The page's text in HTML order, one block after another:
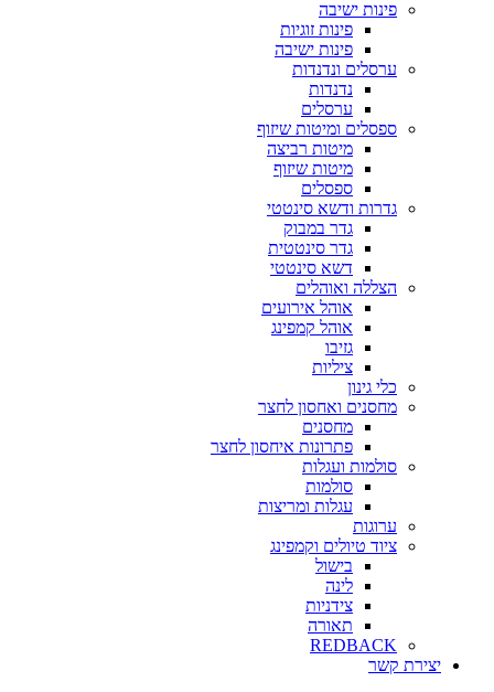
פינות ישיבה
פינות זוגיות
פינות ישיבה
ערסלים ונדנדות
נדנדות
ערסלים
ספסלים ומיטות שיזוף
מיטות רביצה
מיטות שיזוף
ספסלים
גדרות ודשא סינטטי
גדר במבוק
גדר סינטטית
דשא סינטטי
הצללה ואוהלים
אוהל אירועים
אוהל קמפינג
גזיבו
ציליות
כלי גינון
מחסנים ואחסון לחצר
מחסנים
פתרונות איחסון לחצר
סולמות ועגלות
סולמות
עגלות ומריצות
ערוגות
ציוד טיולים וקמפינג
בישול
לינה
צידניות
תאורה
REDBACK
יצירת קשר